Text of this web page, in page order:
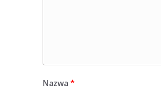
Nazwa *